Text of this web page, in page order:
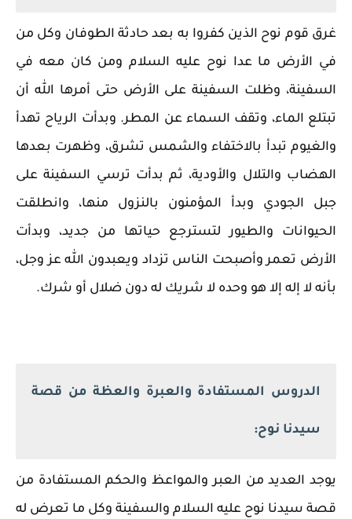
غرق قوم نوح الذين كفروا به بعد حادثة الطوفان وكل من
في الأرض ما عدا نوح عليه السلام ومن كان معه في
السفينة، وظلت السفينة على الأرض حتى أمرها الله أن
تبتلع الماء، وتقف السماء عن المطر. وبدأت الرياح تهدأ
والغيوم تبدأ بالاختفاء والشمس تشرق، وظهرت بعدها
الهضاب والتلال والأودية، ثم بدأت ترسي السفينة على
جبل الجودي وبدأ المؤمنون بالنزول منها، وانطلقت
الحيوانات والطيور لتسترجع حياتها من جديد، وبدأت
الأرض تعمر وأصبحت الناس تزداد ويعبدون الله عز وجل،
بأنه لا إله إلا هو وحده لا شريك له دون ضلال أو شرك.
الدروس المستفادة والعبرة والعظة من قصة
سيدنا نوح:
يوجد العديد من العبر والمواعظ والحكم المستفادة من
قصة سيدنا نوح عليه السلام والسفينة وكل ما تعرض له